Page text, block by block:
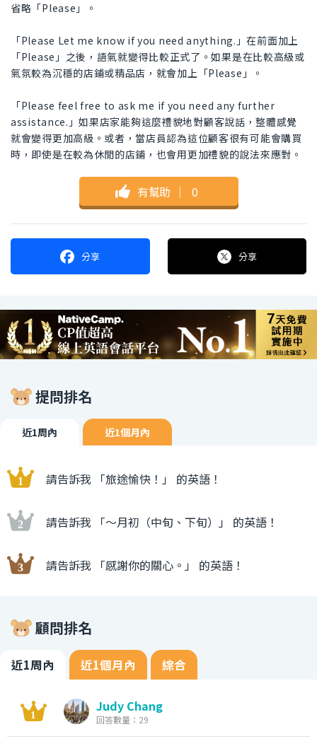
省略「Please」。
「Please Let me know if you need anything.」在前面加上
「Please」之後，語氣就變得比較正式了。如果是在比較高級或
氣氛較為沉穩的店鋪或精品店，就會加上「Please」。
「Please feel free to ask me if you need any further
assistance.」如果店家能夠這麼禮貌地對顧客說話，整體感覺
就會變得更加高級。或者，當店員認為這位顧客很有可能會購買
時，即使是在較為休閒的店鋪，也會用更加禮貌的說法來應對。
有幫助 ｜ 0
分享 分享
提問排名
近1周內 近1個月內
請告訴我 「旅途愉快！」 的英語！
請告訴我 「〜月初（中旬、下旬）」 的英語！
請告訴我 「感謝你的關心。」 的英語！
顧問排名
近1周內 近1個月內 綜合
Judy Chang
回答數量：29